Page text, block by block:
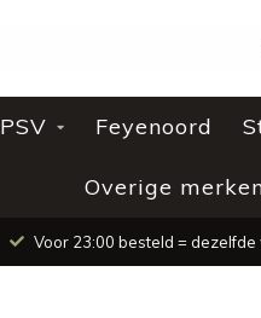
PSV Feyenoord
Overige
Voor 23:00 besteld =